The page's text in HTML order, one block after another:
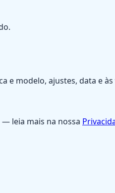
e modelo, ajustes, data e
leia mais na nossa